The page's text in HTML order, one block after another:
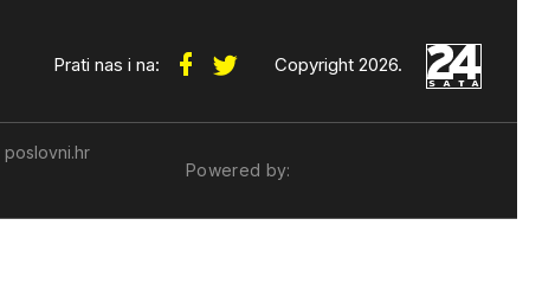
Prati nas i na: Copyright 2026.
poslovni.hr
Powered by: